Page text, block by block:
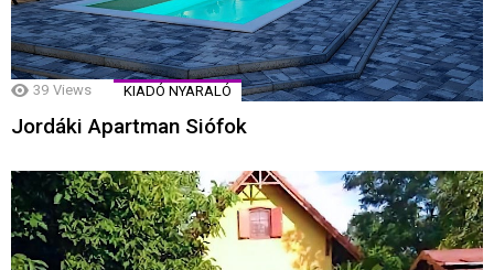
39 Views KIADÓ NYARALÓ
Jordáki Apartman Siófok